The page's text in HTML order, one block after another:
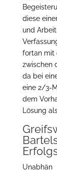
diese
und
fortan mit
zwischen
da bei
eine 2/3-
dem
Lösung
Unabhän